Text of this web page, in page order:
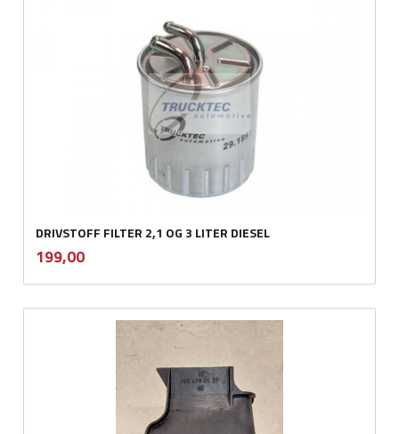
DRIVSTOFF FILTER 2,1 OG 3 LITER DIESEL
Pris
199,00mva.